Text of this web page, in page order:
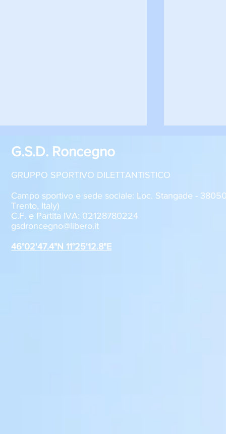
Sabato 8 agosto, il GSD
Roncegno alla Festa della
G.S.D. Roncegno
GRUPPO SPORTIVO DILETTANTISTICO
Campo sportivo e sede sociale: Loc. Stangade -
Trento, Italy)
C.F. e Partita IVA: 02128780224
gsdroncegno@libero.it
46°02'47.4"N 11°25'12.8"E